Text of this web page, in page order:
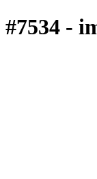
#7534 -